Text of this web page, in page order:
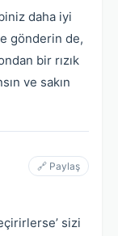
daha iyi
gönderin de,
bir rızık
ve sakın
🔗 Paylaş
sizi